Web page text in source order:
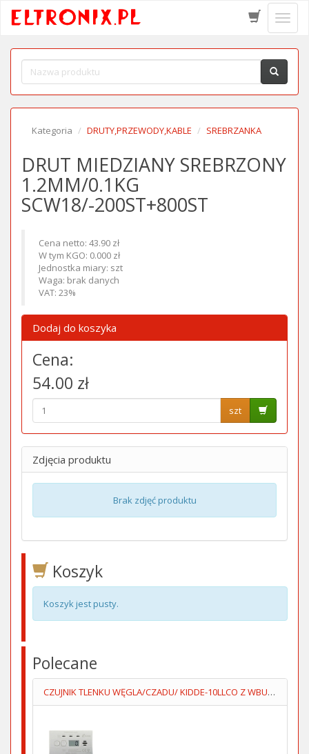
menu
Kategoria DRUTY,PRZEWODY,KABLE SREBRZANKA
DRUT MIEDZIANY SREBRZONY
1.2MM/0.1KG
SCW18/-200ST+800ST
Cena netto: 43.90 zł
W tym KGO: 0.000 zł
Jednostka miary: szt
Waga: brak danych
VAT: 23%
Dodaj do koszyka
Cena:
54.00 zł
szt
Zdjęcia produktu
Brak zdjęć produktu
Koszyk
Koszyk jest pusty.
Polecane
CZUJNIK TLENKU WĘGLA/CZADU/ KIDDE-10LLCO Z WBUDOWANĄ BATERIĄ